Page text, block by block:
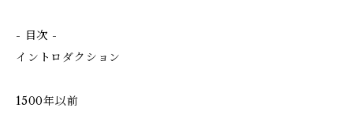
- 目次 -
イントロダクション
1500年以前